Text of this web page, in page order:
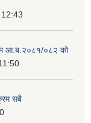
आ.ब.२०८१/०८२ को
सबै